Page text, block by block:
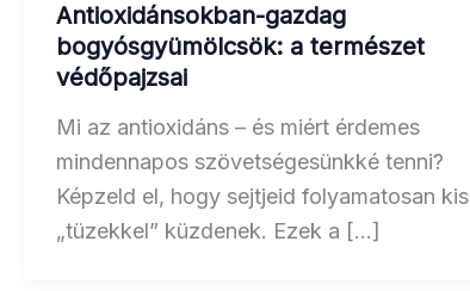
Antioxidánsokban-gazdag
bogyósgyümölcsök: a természet
védőpajzsai
Mi az antioxidáns – és miért érdemes
mindennapos szövetségesünkké tenni?
Képzeld el, hogy sejtjeid folyamatosan kis
„tüzekkel” küzdenek. Ezek a […]